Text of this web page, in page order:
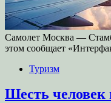
Самолет Москва —
этом сообщает
Туризм
Шесть человек